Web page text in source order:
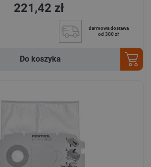
221,42 zł
darmowa dostawa
od 300 zł
Do koszyka